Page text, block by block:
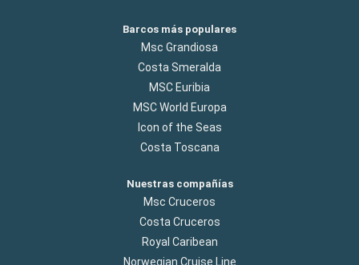
Barcos más populares
Msc Grandiosa
Costa Smeralda
MSC Euribia
MSC World Europa
Icon of the Seas
Costa Toscana
Nuestras compañías
Msc Cruceros
Costa Cruceros
Royal Caribean
Norwegian Cruise Line